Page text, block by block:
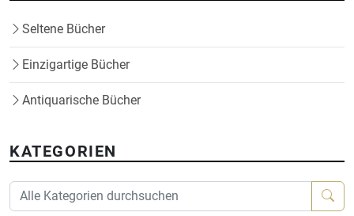
Seltene Bücher
Einzigartige Bücher
Antiquarische Bücher
KATEGORIEN